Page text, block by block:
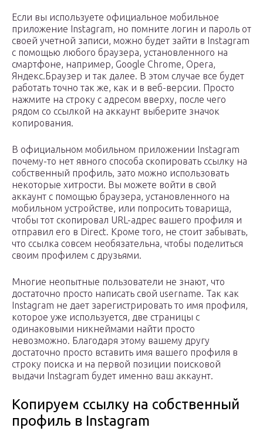
Если вы используете официальное мобильное
приложение Instagram, но помните логин и пароль от
своей учетной записи, можно будет зайти в Instagram
с помощью любого браузера, установленного на
смартфоне, например, Google Chrome, Opera,
Яндекс.Браузер и так далее. В этом случае все будет
работать точно так же, как и в веб-версии. Просто
нажмите на строку с адресом вверху, после чего
рядом со ссылкой на аккаунт выберите значок
копирования.
В официальном мобильном приложении Instagram
почему-то нет явного способа скопировать ссылку на
собственный профиль, зато можно использовать
некоторые хитрости. Вы можете войти в свой
аккаунт с помощью браузера, установленного на
мобильном устройстве, или попросить товарища,
чтобы тот скопировал URL-адрес вашего профиля и
отправил его в Direct. Кроме того, не стоит забывать,
что ссылка совсем необязательна, чтобы поделиться
своим профилем с друзьями.
Многие неопытные пользователи не знают, что
достаточно просто написать свой username. Так как
Instagram не дает зарегистрировать то имя профиля,
которое уже используется, две страницы с
одинаковыми никнеймами найти просто
невозможно. Благодаря этому вашему другу
достаточно просто вставить имя вашего профиля в
строку поиска и на первой позиции поисковой
выдачи Instagram будет именно ваш аккаунт.
Копируем ссылку на собственный
профиль в Instagram